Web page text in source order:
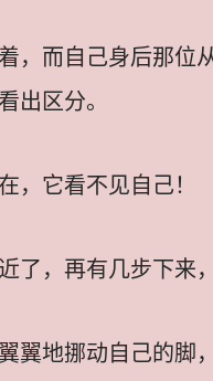
，而自己身后那位
出区分。
，它看不见自己！
了，再有几步下来
翼地挪动自己的脚